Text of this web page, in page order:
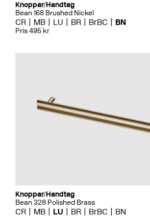
Knoppar/Handtag
Bean 168 Brushed Nickel
CR MB LU BR BrBC BN
Pris 495 kr
Knoppar/Handtag
Bean 328 Polished Brass
CR MB LU BR BrBC BN